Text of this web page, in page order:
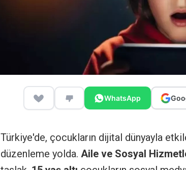
WhatsApp
Türkiye'de, çocukların dijital dünyayla
düzenleme yolda. Aile ve Sosyal